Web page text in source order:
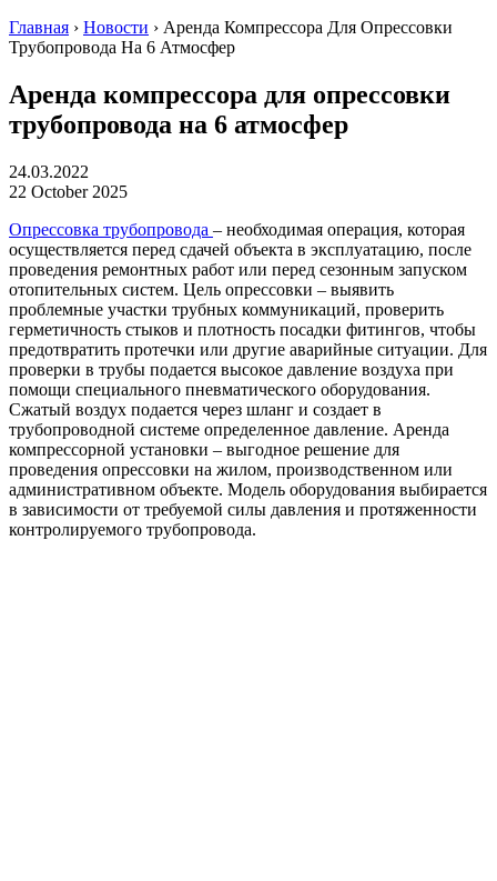
Главная › Новости › Аренда Компрессора Для Опрессовки
Трубопровода На 6 Атмосфер
Аренда компрессора для опрессовки
трубопровода на 6 атмосфер
24.03.2022
22 October 2025
Опрессовка трубопровода – необходимая операция, которая
осуществляется перед сдачей объекта в эксплуатацию, после
проведения ремонтных работ или перед сезонным запуском
отопительных систем. Цель опрессовки – выявить
проблемные участки трубных коммуникаций, проверить
герметичность стыков и плотность посадки фитингов, чтобы
предотвратить протечки или другие аварийные ситуации. Для
проверки в трубы подается высокое давление воздуха при
помощи специального пневматического оборудования.
Сжатый воздух подается через шланг и создает в
трубопроводной системе определенное давление. Аренда
компрессорной установки – выгодное решение для
проведения опрессовки на жилом, производственном или
административном объекте. Модель оборудования выбирается
в зависимости от требуемой силы давления и протяженности
контролируемого трубопровода.